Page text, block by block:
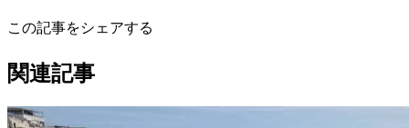
この記事をシェアする
関連記事